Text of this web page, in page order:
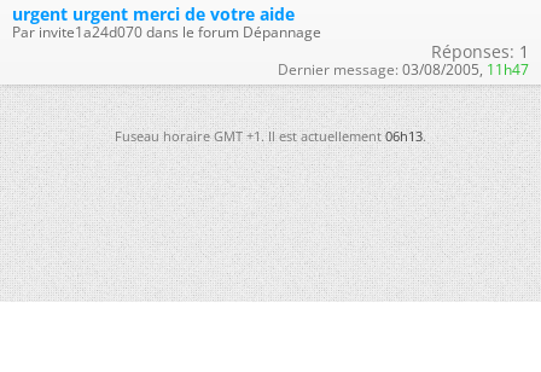
urgent urgent merci de votre aide
Par invite1a24d070 dans le forum Dépannage
Réponses: 1
Dernier message: 03/08/2005, 11h47
Fuseau horaire GMT +1. Il est actuellement06h13.